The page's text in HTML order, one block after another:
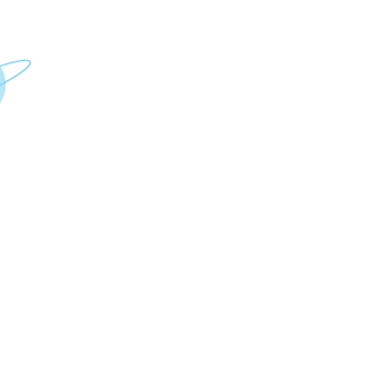
Высокая
или обогрева сразу нескольких